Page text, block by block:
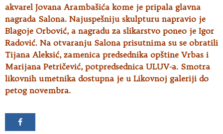
akvarel Jovana Arambašića kome je pripala glavna
nagrada Salona. Najuspešniju skulpturu napravio je
Blagoje Orbović, a nagradu za slikarstvo poneo je Igor
Radović. Na otvaranju Salona prisutnima su se obratili
Tijana Aleksić, zamenica predsednika opštine Vrbas i
Marijana Petričević, potpredsednica ULUV-a. Smotra
likovnih umetnika dostupna je u Likovnoj galeriji do
petog novembra.